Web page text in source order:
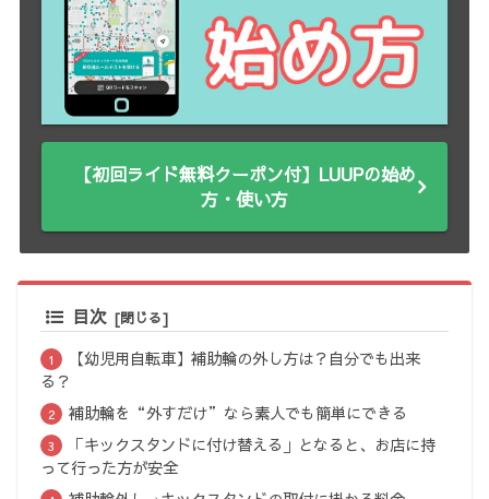
【初回ライド無料クーポン付】LUUPの始め
方・使い方
目次
【幼児用自転車】補助輪の外し方は？自分でも出来
る？
補助輪を“外すだけ”なら素人でも簡単にできる
「キックスタンドに付け替える」となると、お店に持
って行った方が安全